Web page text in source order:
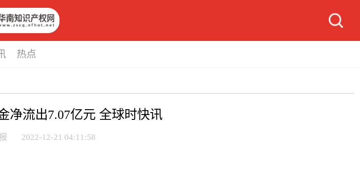
热点
净流出7.07亿元 全球时快讯
2022-12-21 04:11:58